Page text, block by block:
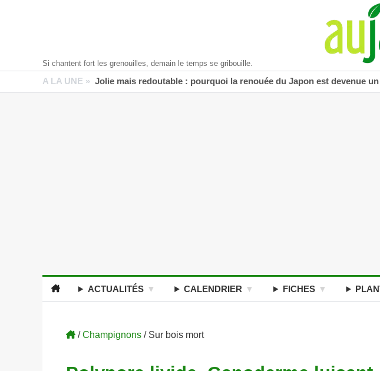
Si chantent fort les grenouilles, demain le temps se gribouille.
A LA UNE » Jolie mais redoutable : pourquoi la renouée du Japon est devenue
ACTUALITÉS CALENDRIER FICHES
/Champignons / Sur bois mort